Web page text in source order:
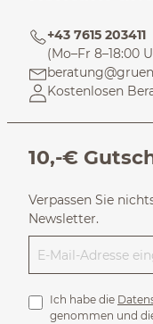
+43 7615 203411
(Mo–Fr 8–18:00
Kostenlosen
10,-€
Verpassen Sie
Newsletter.
Ich habe die
genommen und